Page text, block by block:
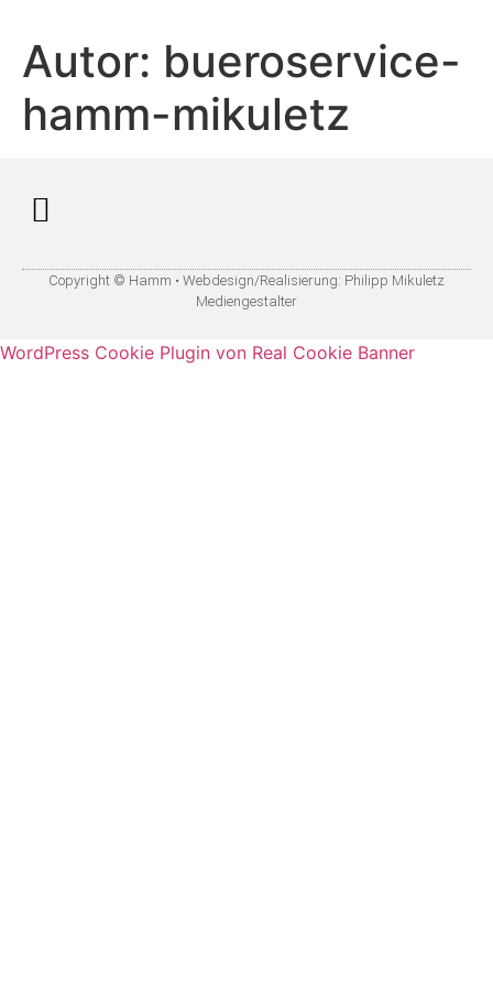
Autor: bueroservice-
hamm-mikuletz
Copyright © Hamm • Webdesign/Realisierung: Philipp Mikuletz
Mediengestalter
WordPress Cookie Plugin von Real Cookie Banner